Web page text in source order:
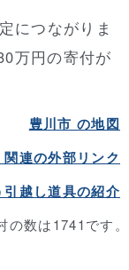
につながりま
万円の寄付が
豊川市 の地図
連の外部リンク
引越し道具の紹介
数は1741です。